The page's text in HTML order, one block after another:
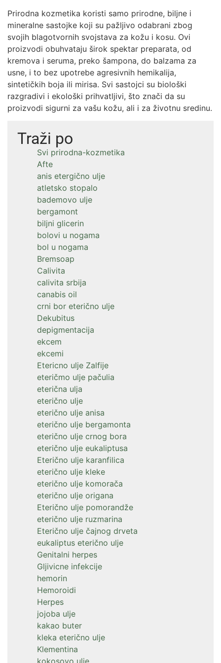
Traži po
Svi prirodna-kozmetika
Afte
anis etergično ulje
atletsko stopalo
bademovo ulje
bergamont
biljni glicerin
bolovi u nogama
bol u nogama
Bremsoap
Calivita
calivita srbija
canabis oil
crni bor eterično ulje
Dekubitus
depigmentacija
ekcem
ekcemi
Etericno ulje Zalfije
eteričmo ulje pačulia
eterična ulja
eterično ulje
eterično ulje anisa
eterično ulje bergamonta
eterično ulje crnog bora
eterično ulje eukaliptusa
Eterično ulje karanfilica
eterično ulje kleke
eterično ulje komorača
eterično ulje origana
Eterično ulje pomorandže
eterično ulje ruzmarina
Eterično ulje čajnog drveta
eukaliptus eterično ulje
Genitalni herpes
Gljivicne infekcije
hemorin
Hemoroidi
Herpes
jojoba ulje
kakao buter
kleka eterično ulje
Klementina
Prirodna kozmetika koristi samo prirodne, biljne i
mineralne sastojke koji su pažljivo odabrani zbog
svojih blagotvornih svojstava za kožu i kosu. Ovi
proizvodi obuhvataju širok spektar preparata, od
kremova i seruma, preko šampona, do balzama za
usne, i to bez upotrebe agresivnih hemikalija,
sintetičkih boja ili mirisa. Svi sastojci su biološki
razgradivi i ekološki prihvatljivi, što znači da su
proizvodi sigurni za vašu kožu, ali i za životnu sredinu.